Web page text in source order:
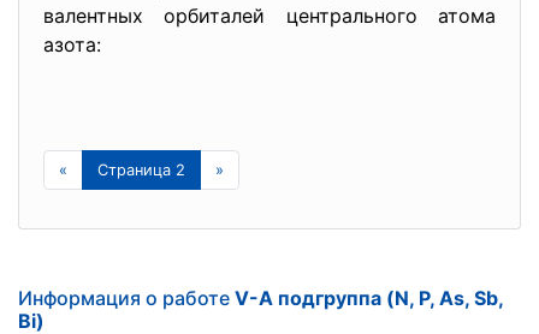
валентных орбиталей центрального атома
азота:
« Страница 2 »
Информация о работе V-А подгруппа (N, P, As, Sb,
Bi)